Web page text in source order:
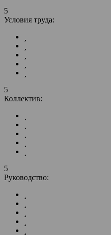
5
Условия труда:
5
Коллектив:
5
Руководство: